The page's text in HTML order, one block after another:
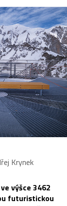
Krynek
výšce 3462
futuristickou